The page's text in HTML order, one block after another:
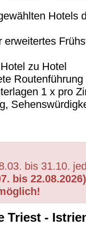
Hotels
erweitertes
zu Hotel
Routenführung
1 x pro
bis 31.10.
bis
Triest -